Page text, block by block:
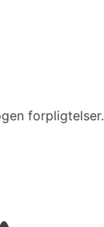
forpligtelser.